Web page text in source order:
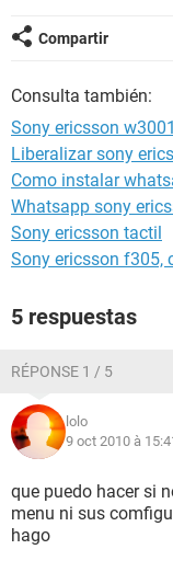
Compartir
Consulta también:
Sony ericsson w3001
Liberalizar sony
Como instalar
Whatsapp sony
Sony ericsson tactil
Sony ericsson f305,
5 respuestas
RÉPONSE 1 / 5
lolo
9 oct 2010 à
que puedo hacer si
menu ni sus
hago